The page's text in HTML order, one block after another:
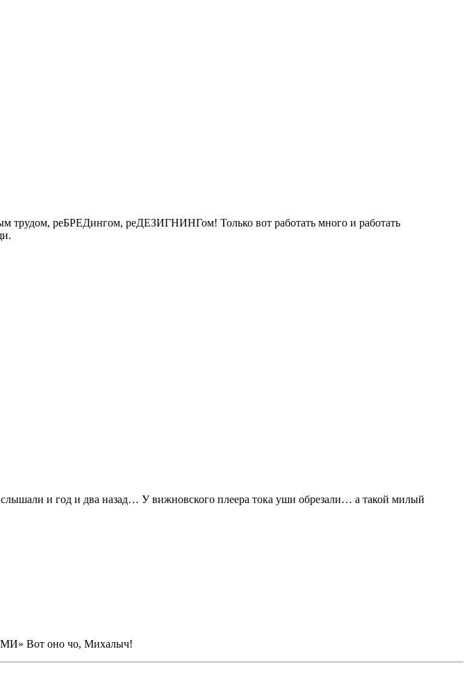
трудом, реБРЕДингом, реДЕЗИГНИНГом! Только вот работать много и работать
и год и два назад… У вижновского плеера тока уши обрезали… а такой милый
Вот оно чо, Михалыч!